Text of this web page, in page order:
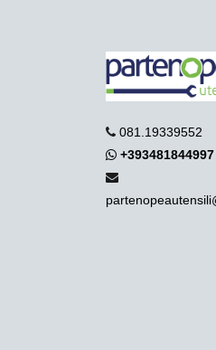
081.19339552
+393481844997